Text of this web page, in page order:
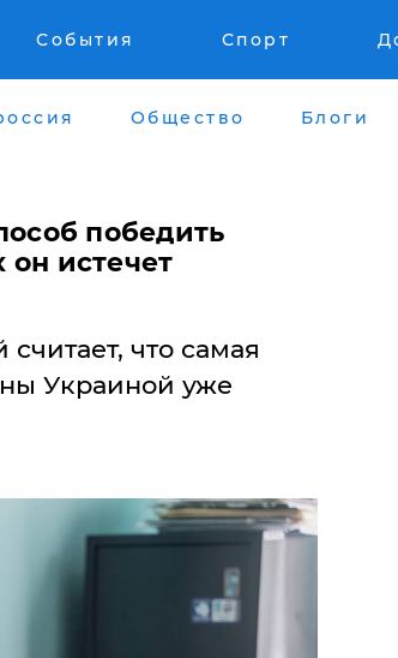
События Спорт
Общество Блоги
победить
истечет
что самая
Украиной уже